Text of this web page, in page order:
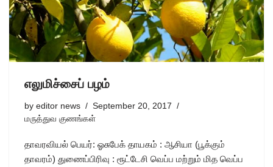
எலுமிச்சைப் பழம்
by editor news
September 20, 2017
மருத்துவ குணங்கள்
தாவரவியல் பெயர்: ஓசுபேக் தாயகம் : ஆசியா (பூக்கும்
தாவரம்) துணைப்பிரிவு : ரூட்டேசி வெப்ப மற்றும் மித வெப்ப